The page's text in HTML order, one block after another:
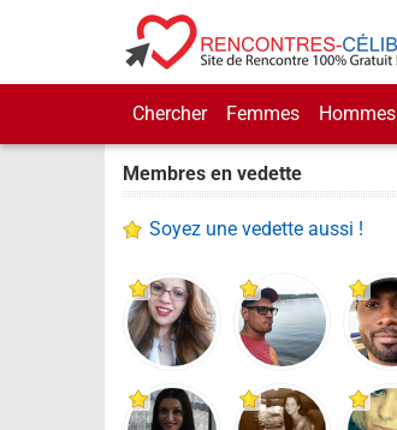
Chercher Femmes Hommes
Membres en vedette
Soyez une vedette aussi !